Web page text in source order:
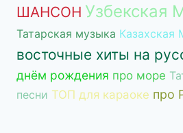
ШАНСОН Узбекская
Татарская музыка Казахская
восточные хиты на
днём рождения про море
песни ТОП для караоке про